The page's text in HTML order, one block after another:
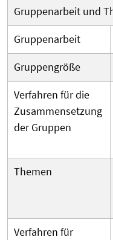
Gruppenarbeit und
Gruppenarbeit
Gruppengröße
Verfahren für die
Zusammensetzung
der Gruppen
Themen
Verfahren für